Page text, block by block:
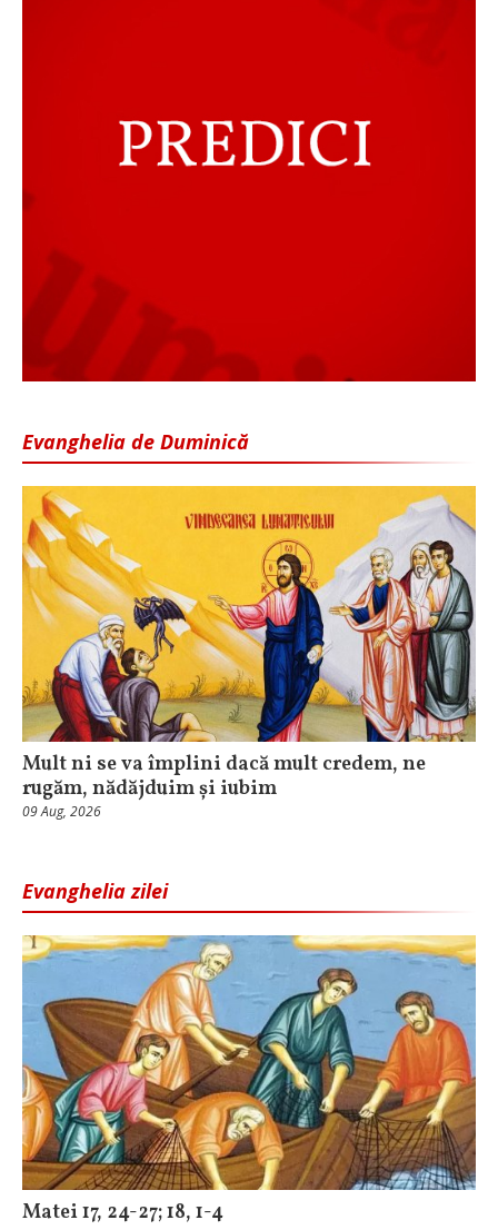
Evanghelia de Duminică
Mult ni se va împlini dacă mult credem, ne
rugăm, nădăjduim și iubim
09 Aug, 2026
Evanghelia zilei
Matei 17, 24-27; 18, 1-4